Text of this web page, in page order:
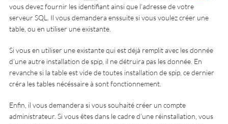
vous devez fournir les identifiant ainsi que l’adresse de votre
serveur SQL. Il vous demandera enssuite si vous voulez créer une
table, ou en utiliser une existante.
Si vous en utiliser une existante qui est déjà remplit avec les donnée
d’une autre installation de spip, il ne détruira pas les donnée. En
revanche si la table est vide de toutes installation de spip, ce dernier
créra les tables nécéssaire à sont fonctionnement.
Enfin, il vous demandera si vous souhaité créer un compte
administrateur. Si vous êtes dans le cadre d’une réinstallation, vous